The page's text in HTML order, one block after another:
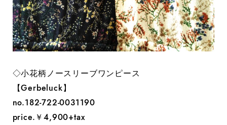
◇小花柄ノースリーブワンピース
【Gerbeluck】
no.182-722-0031190
price.￥4,900+tax